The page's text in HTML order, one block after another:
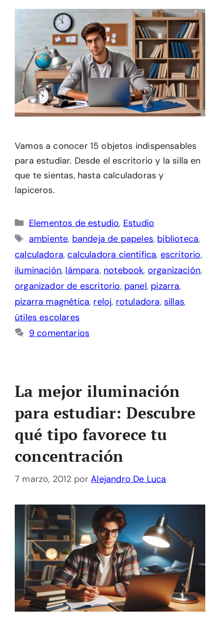
Vamos a conocer 15 objetos indispensables
para estudiar. Desde el escritorio y la silla en
que te sientas, hasta calculadoras y
lapiceros.
Categorías
Elementos de estudio, Estudio
Etiquetas
ambiente, bandeja de papeles, biblioteca,
calculadora,calculadora científica, escritorio,
iluminación, lámpara, notebook, organización,
organizador de escritorio, panel, pizarra,
pizarra magnética, reloj, rotuladora, sillas,
útiles escolares
9 comentarios
La mejor iluminación
para estudiar: Descubre
qué tipo favorece tu
concentración
7 marzo, 2012 porAlejandro De Luca